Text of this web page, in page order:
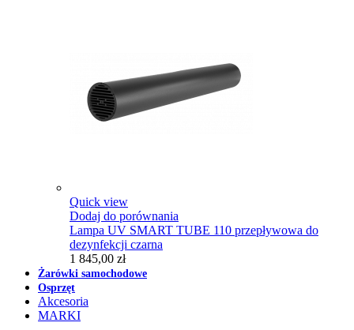
Quick view
Dodaj do porównania
Lampa UV SMART TUBE 110 przepływowa do
dezynfekcji czarna
1 845,00 zł
Żarówki samochodowe
Osprzęt
Akcesoria
MARKI